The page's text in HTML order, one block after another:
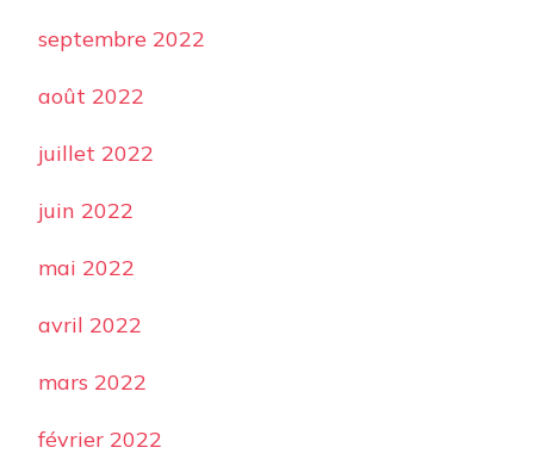
septembre 2022
août 2022
juillet 2022
juin 2022
mai 2022
avril 2022
mars 2022
février 2022